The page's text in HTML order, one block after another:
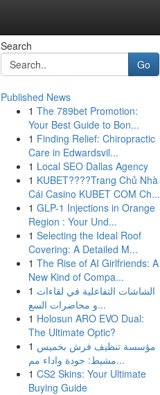
Search
Go
Published News
1 The 789bet Promotion:
Your Best Guide to Bon...
1 Finding Relief: Chiropractic
Care in Edwardsvil...
1 Local SEO Dallas Agency
1 KUBET????️Trang Chủ Nhà
Cái Casino KUBET COM Ch...
1 GLP-1 Injections in Orange
Region : Your Und...
1 Selecting the Ideal Roof
Covering: A Detailed M...
1 The Rise of AI Girlfriends: A
New Kind of Compa...
1 الشاشات التفاعلية في لقاءات
و محاضرات السع...
1 Holosun ARO EVO Dual:
The Ultimate Optic?
1 مؤسسة تنظيف فرش بخميس
مشيط: جودة واداء مم...
1 CS2 Skins: Your Ultimate
Buying Guide